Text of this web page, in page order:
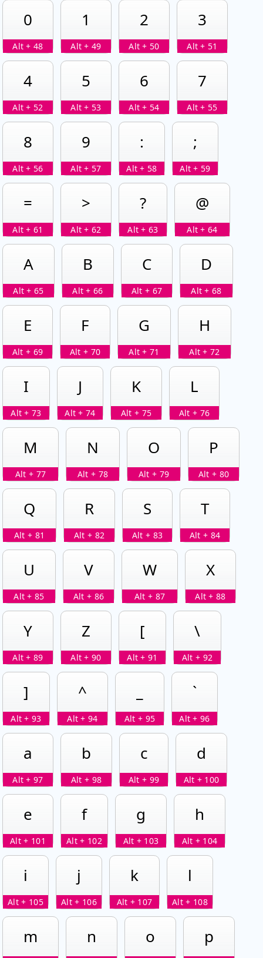
0
Alt + 48
1
Alt + 49
2
Alt + 50
3
Alt + 51
4
Alt + 52
5
Alt + 53
6
Alt + 54
7
Alt + 55
8
Alt + 56
9
Alt + 57
:
Alt + 58
;
Alt + 59
=
Alt + 61
>
Alt + 62
?
Alt + 63
@
Alt + 64
A
Alt + 65
B
Alt + 66
C
Alt + 67
D
Alt + 68
E
Alt + 69
F
Alt + 70
G
Alt + 71
H
Alt + 72
I
Alt + 73
J
Alt + 74
K
Alt + 75
L
Alt + 76
M
Alt + 77
N
Alt + 78
O
Alt + 79
P
Alt + 80
Q
Alt + 81
R
Alt + 82
S
Alt + 83
T
Alt + 84
U
Alt + 85
V
Alt + 86
W
Alt + 87
X
Alt + 88
Y
Alt + 89
Z
Alt + 90
[
Alt + 91
\
Alt + 92
]
Alt + 93
^
Alt + 94 Alt + 95
`
Alt + 96
a
Alt + 97
b
Alt + 98
c
Alt + 99
d
Alt + 100
e
Alt + 101
f
Alt + 102
g
Alt + 103
h
Alt + 104
i
Alt + 105
j
Alt + 106
k
Alt + 107
l
Alt + 108
m n o p